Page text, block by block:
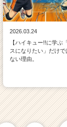
2026.03.24
【ハイキュー!!に学ぶ
スになりたい」だけで
ない理由。